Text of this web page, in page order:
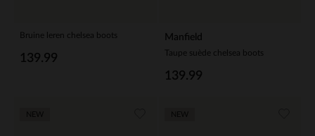
Bruine leren chelsea boots
139.99
Manfield
Taupe suède chelsea boots
139.99